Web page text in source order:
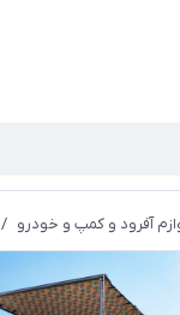
آفرود و کمپ و خودرو /